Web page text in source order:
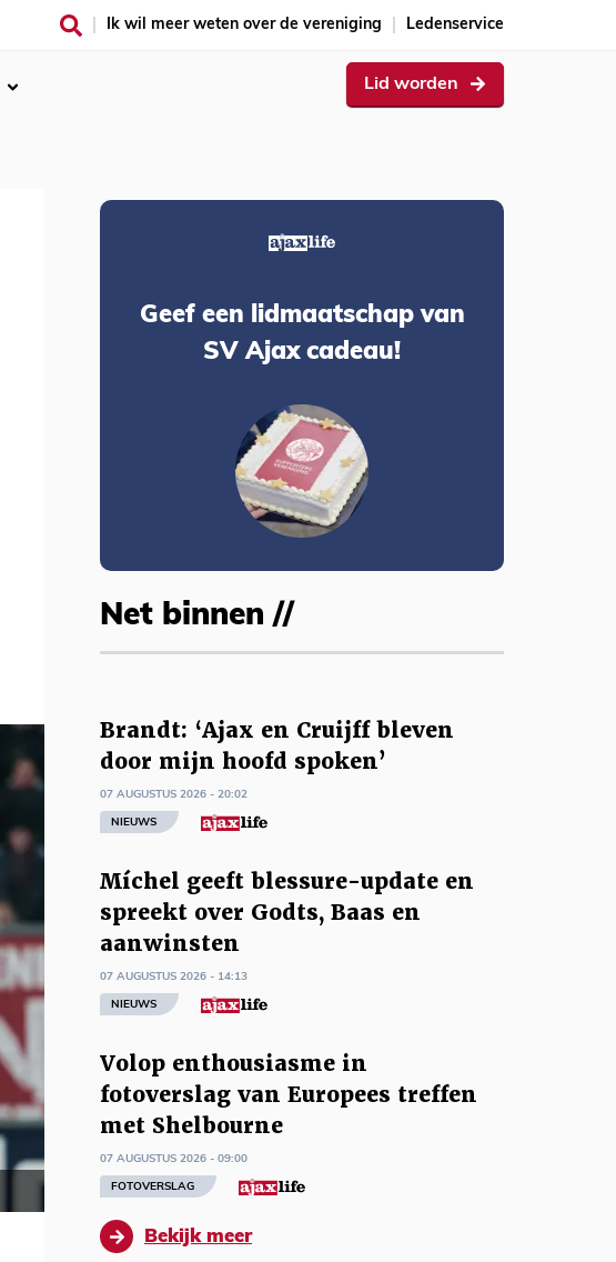
Ik wil meer weten over de vereniging Ledenservice
Lid worden
Geef een lidmaatschap van
SV Ajax cadeau!
Net binnen //
Brandt: ‘Ajax en Cruijff bleven
door mijn hoofd spoken’
07 AUGUSTUS 2026 - 20:02
NIEUWS
Míchel geeft blessure-update en
spreekt over Godts, Baas en
aanwinsten
07 AUGUSTUS 2026 - 14:13
NIEUWS
Volop enthousiasme in
fotoverslag van Europees treffen
met Shelbourne
07 AUGUSTUS 2026 - 09:00
FOTOVERSLAG
Bekijk meer